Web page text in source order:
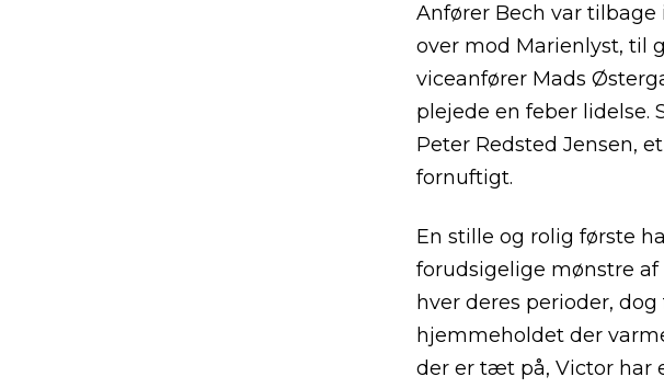
Anfører Bech var
over mod Marienlyst, til
viceanfører Mads
plejede en feber lidelse.
Peter Redsted Jensen,
fornuftigt.
En stille og rolig første
forudsigelige mønstre
hver deres perioder,
hjemmeholdet der
der er tæt på, Victor har